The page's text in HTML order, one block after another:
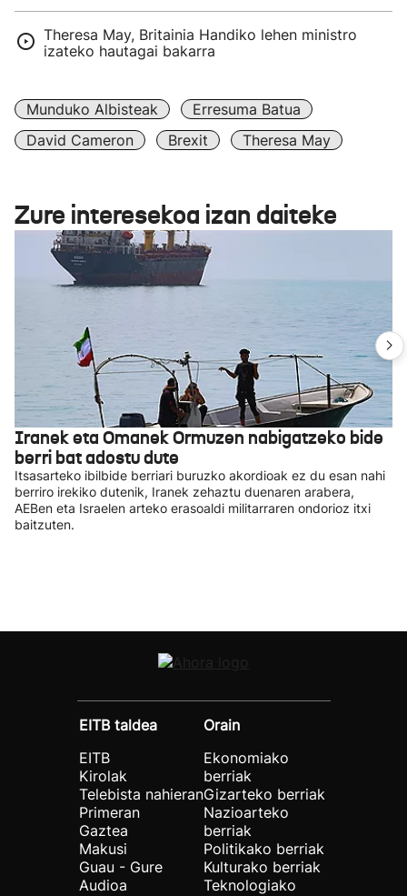
Theresa May, Britainia Handiko lehen ministro
izateko hautagai bakarra
Munduko Albisteak
Erresuma Batua
David Cameron
Brexit Theresa May
Zure interesekoa izan daiteke
Iranek eta Omanek Ormuzen nabigatzeko bide
berri bat adostu dute
Itsasarteko ibilbide berriari buruzko akordioak ez du esan nahi
berriro irekiko dutenik, Iranek zehaztu duenaren arabera,
AEBen eta Israelen arteko erasoaldi militarraren ondorioz itxi
baitzuten.
EITB taldea
EITB
Kirolak
Telebista nahieran
Primeran
Gaztea
Makusi
Guau - Gure
Audioa
Orain
Ekonomiako
berriak
Gizarteko berriak
Nazioarteko
berriak
Politikako berriak
Kulturako berriak
Teknologiako